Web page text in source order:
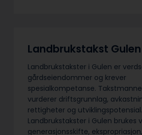
Landbrukstakst Gulen
Landbrukstakster i Gulen er
gårdseiendommer og krever
spesialkompetanse.
vurderer driftsgrunnlag,
rettigheter og utviklingspotensial.
Landbrukstakster i Gulen brukes
generasjonsskifte,